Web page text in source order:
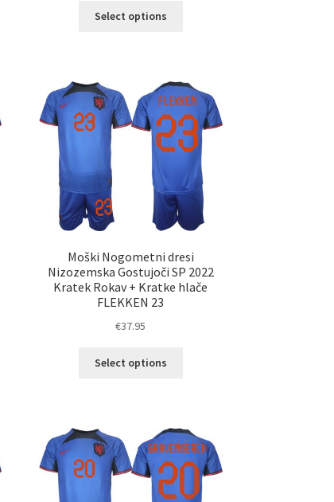
Select options
Možnosti
lahko
izberete
na
strani
izdelka
Moški Nogometni dresi
Nizozemska Gostujoči SP 2022
Kratek Rokav + Kratke hlače
FLEKKEN 23
€37.95
Select options
Možnosti
lahko
izberete
na